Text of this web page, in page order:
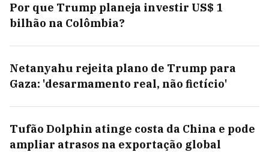
Por que Trump planeja investir US$ 1
bilhão na Colômbia?
Netanyahu rejeita plano de Trump para
Gaza: 'desarmamento real, não fictício'
Tufão Dolphin atinge costa da China e pode
ampliar atrasos na exportação global